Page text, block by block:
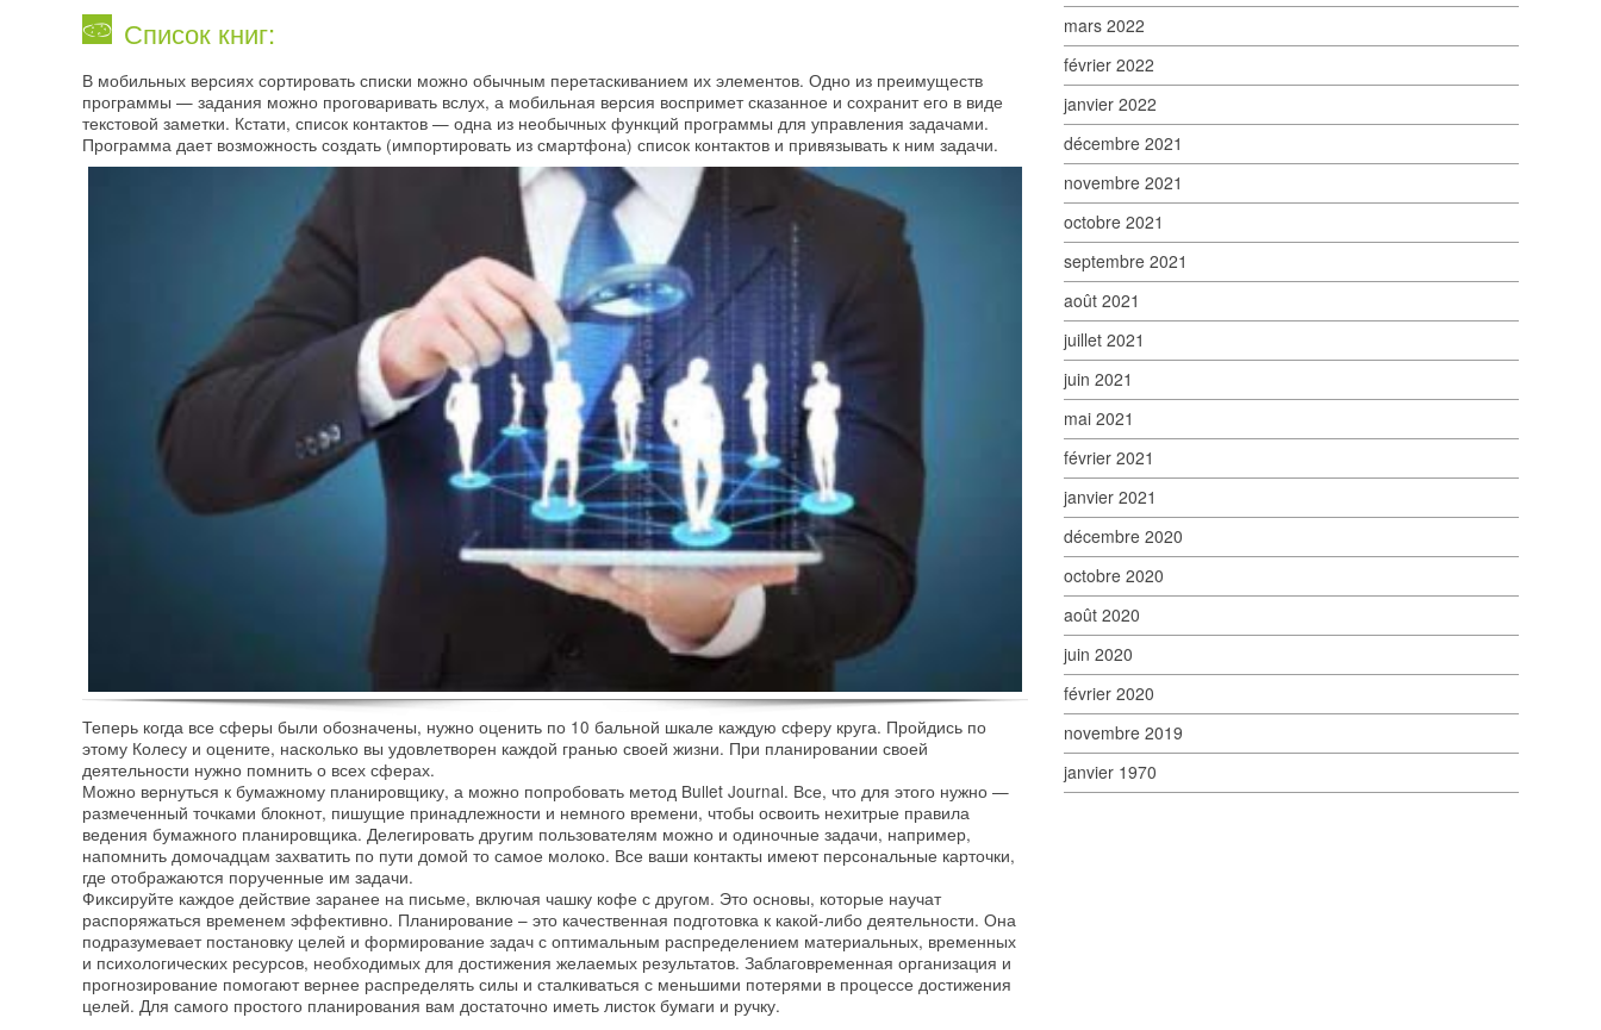
Список книг:
В мобильных версиях сортировать списки можно обычным перетаскиванием их элементов. Одно из преимуществ
программы — задания можно проговаривать вслух, а мобильная версия воспримет сказанное и сохранит его в виде
текстовой заметки. Кстати, список контактов — одна из необычных функций программы для управления задачами.
Программа дает возможность создать (импортировать из смартфона) список контактов и привязывать к ним задачи.
Теперь когда все сферы были обозначены, нужно оценить по 10 бальной шкале каждую сферу круга. Пройдись по
этому Колесу и оцените, насколько вы удовлетворен каждой гранью своей жизни. При планировании своей
деятельности нужно помнить о всех сферах.
Можно вернуться к бумажному планировщику, а можно попробовать метод Bullet Journal. Все, что для этого нужно —
размеченный точками блокнот, пишущие принадлежности и немного времени, чтобы освоить нехитрые правила
ведения бумажного планировщика. Делегировать другим пользователям можно и одиночные задачи, например,
напомнить домочадцам захватить по пути домой то самое молоко. Все ваши контакты имеют персональные карточки,
где отображаются порученные им задачи.
Фиксируйте каждое действие заранее на письме, включая чашку кофе с другом. Это основы, которые научат
распоряжаться временем эффективно. Планирование – это качественная подготовка к какой-либо деятельности. Она
подразумевает постановку целей и формирование задач с оптимальным распределением материальных, временных
и психологических ресурсов, необходимых для достижения желаемых результатов. Заблаговременная организация и
прогнозирование помогают вернее распределять силы и сталкиваться с меньшими потерями в процессе достижения
целей. Для самого простого планирования вам достаточно иметь листок бумаги и ручку.
mars 2022
février 2022
janvier 2022
décembre 2021
novembre 2021
octobre 2021
septembre 2021
août 2021
juillet 2021
juin 2021
mai 2021
février 2021
janvier 2021
décembre 2020
octobre 2020
août 2020
juin 2020
février 2020
novembre 2019
janvier 1970